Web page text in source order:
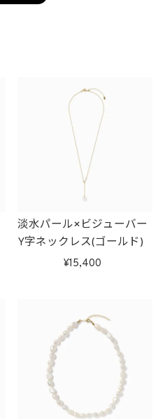
淡水パール×ビジューバー
Y字ネックレス(ゴールド)
15,400